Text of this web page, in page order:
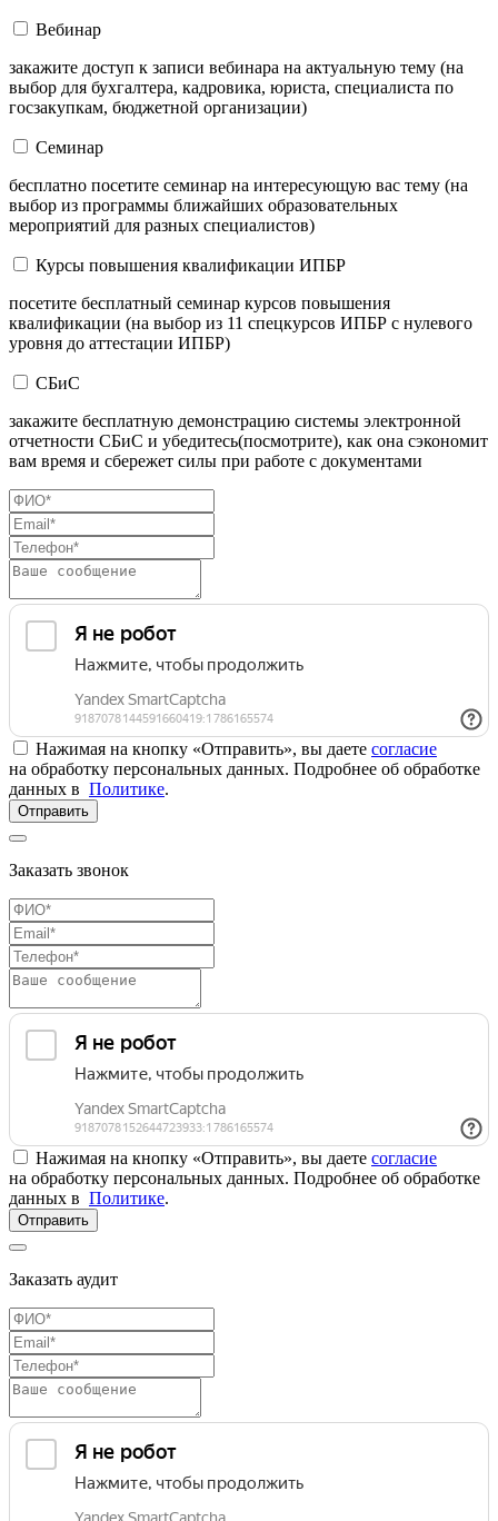
Вебинар
закажите доступ к записи вебинара на актуальную тему (на
выбор для бухгалтера, кадровика, юриста, специалиста по
госзакупкам, бюджетной организации)
Семинар
бесплатно посетите семинар на интересующую вас тему (на
выбор из программы ближайших образовательных
мероприятий для разных специалистов)
Курсы повышения квалификации ИПБР
посетите бесплатный семинар курсов повышения
квалификации (на выбор из 11 спецкурсов ИПБР с нулевого
уровня до аттестации ИПБР)
СБиС
закажите бесплатную демонстрацию системы электронной
отчетности СБиС и убедитесь(посмотрите), как она сэкономит
вам время и сбережет силы при работе с документами
Нажимая на кнопку «Отправить», вы даете согласие
на обработку персональных данных. Подробнее об обработке
данных в Политике.
Отправить
Заказать звонок
Нажимая на кнопку «Отправить», вы даете согласие
на обработку персональных данных. Подробнее об обработке
данных в Политике.
Отправить
Заказать аудит